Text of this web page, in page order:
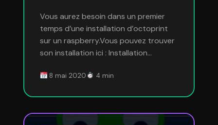
Vous aurez besoin dans un premier
temps d’une installation d’octoprint
sur un raspberry.Vous pouvez trouver
son installation ici : Installation…
8 mai 2020 4 min